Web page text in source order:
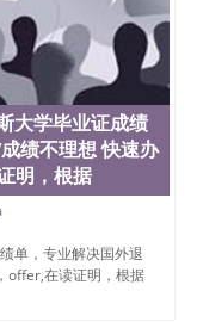
大学毕业证成绩
绩不理想 快速办
明，根据
单，专业解决国外退
offer,在读证明，根据